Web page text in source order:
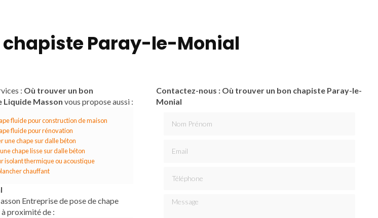
chapiste Paray-le-Monial
: Où trouver un bon
Liquide Masson vous propose aussi :
fluide pour construction de maison
fluide pour rénovation
une chape sur dalle béton
chape lisse sur dalle béton
isolant thermique ou acoustique
chauffant
Entreprise de pose de chape
proximité de :
Contactez-nous : Où trouver un bon chapiste Paray-le-
Monial
Message